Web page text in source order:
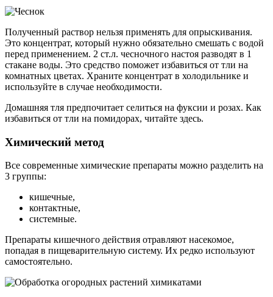
Полученный раствор нельзя применять для опрыскивания.
Это концентрат, который нужно обязательно смешать с водой
перед применением. 2 ст.л. чесночного настоя разводят в 1
стакане воды. Это средство поможет избавиться от тли на
комнатных цветах. Храните концентрат в холодильнике и
используйте в случае необходимости.
Домашняя тля предпочитает селиться на фуксии и розах. Как
избавиться от тли на помидорах, читайте здесь.
Химический метод
Все современные химические препараты можно разделить на
3 группы:
кишечные,
контактные,
системные.
Препараты кишечного действия отравляют насекомое,
попадая в пищеварительную систему. Их редко используют
самостоятельно.